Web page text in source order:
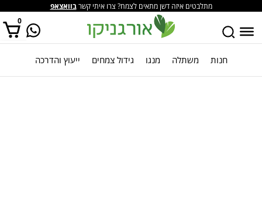
מתלבטים איזה דשן מתאים לצמח? צרו איתי קשרבוואצאפ
0
אין מוצרים בסל הקניות. חנות משתלה מנגו גידול צמחים ייעוץ והדרכה